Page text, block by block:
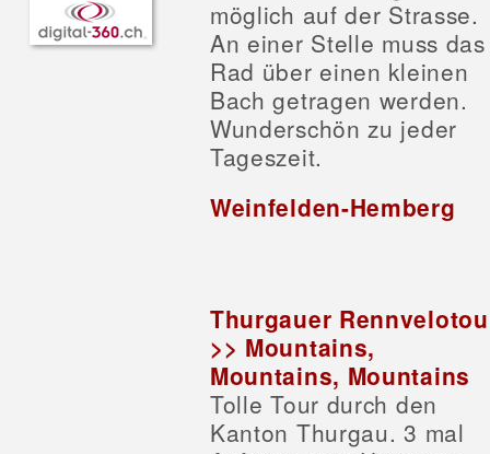
möglich auf der Strasse.
An einer Stelle muss das
Rad über einen kleinen
Bach getragen werden.
Wunderschön zu jeder
Tageszeit.
Weinfelden-Hemberg
Thurgauer
>> Mountains,
Mountains, Mountains
Tolle Tour durch den
Kanton Thurgau. 3 mal